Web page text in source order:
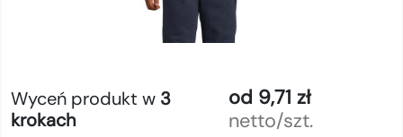
Wyceń produkt w 3
krokach
od 9,71 zł
netto/szt.